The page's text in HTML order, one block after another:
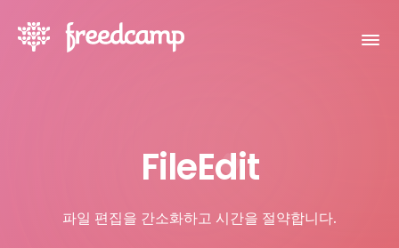
FileEdit
파일 편집을 간소화하고 시간을 절약합니다.